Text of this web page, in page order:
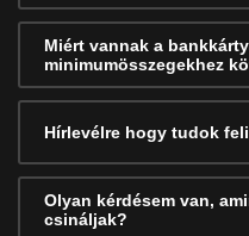
Miért vannak a
minimumösszegekhez
Hírlevélre hogy tudok
Olyan kérdésem van,
csináljak?